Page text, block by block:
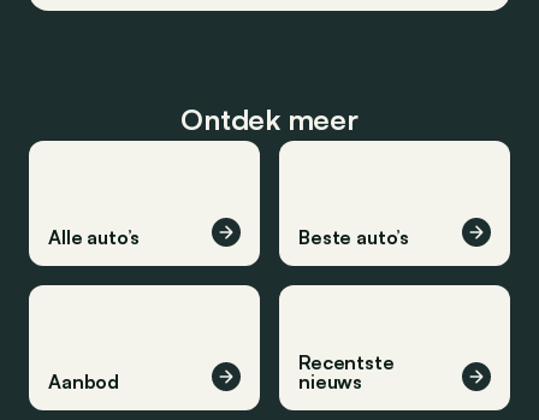
Ontdek meer
Alle auto’s Beste auto’s
Aanbod
Recentste
nieuws